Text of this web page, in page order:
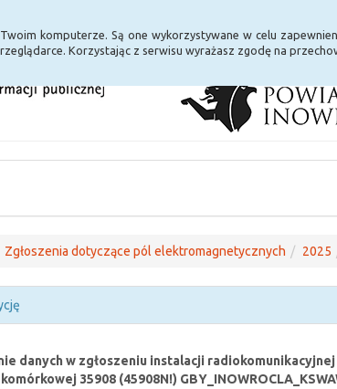
komputerze. Są one wykorzystywane w celu
Korzystając z serwisu wyrażasz zgodę na
Zgłoszenia dotyczące pól elektromagnetycznych 2025
danych w zgłoszeniu instalacji
35908 (45908N!)